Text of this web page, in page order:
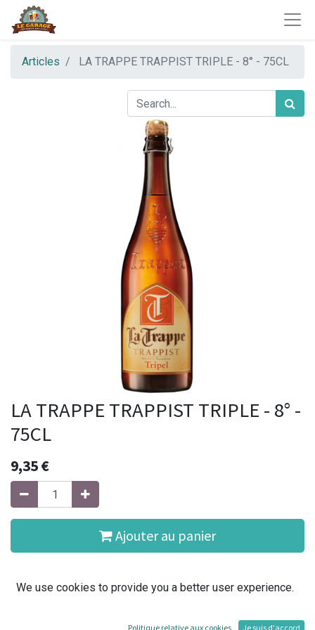
Articles LA TRAPPE TRAPPIST TRIPLE - 8° - 75CL
LA TRAPPE TRAPPIST TRIPLE - 8° -
75CL
9,35€
Ajouter au panier
We use cookies to provide you a better user experience.
Politique relative aux cookies Je suis d'accord